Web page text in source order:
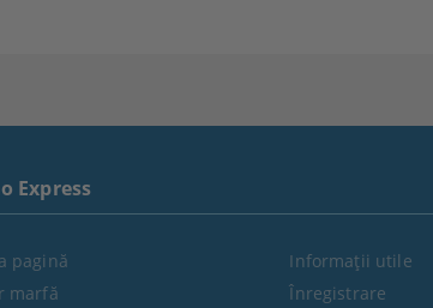
Express
pagină
marfă
Informaţii utile
Înregistrare